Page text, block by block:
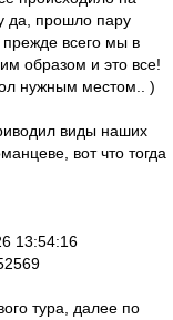
да, прошло пару
прежде всего мы в
образом и это все!
нужным местом.. )
виды наших
вот что тогда
13:54:16
тура, далее по